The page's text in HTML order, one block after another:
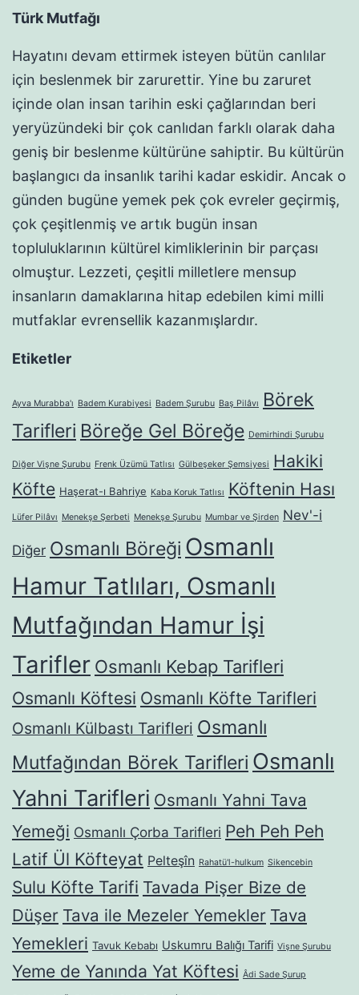
Türk Mutfağı
Hayatını devam ettirmek isteyen bütün canlılar
için beslenmek bir zarurettir. Yine bu zaruret
içinde olan insan tarihin eski çağlarından beri
yeryüzündeki bir çok canlıdan farklı olarak daha
geniş bir beslenme kültürüne sahiptir. Bu kültürün
başlangıcı da insanlık tarihi kadar eskidir. Ancak o
günden bugüne yemek pek çok evreler geçirmiş,
çok çeşitlenmiş ve artık bugün insan
topluluklarının kültürel kimliklerinin bir parçası
olmuştur. Lezzeti, çeşitli milletlere mensup
insanların damaklarına hitap edebilen kimi milli
mutfaklar evrensellik kazanmışlardır.
Etiketler
Ayva Murabba'ı Badem Kurabiyesi Badem Şurubu Baş Pilâvı
Börek
Tarifleri Böreğe Gel Böreğe Demirhindi Şurubu
Diğer Vişne Şurubu Frenk Üzümü Tatlısı Gülbeşeker Şemsiyesi Hakiki
Köfte Haşerat-ı Bahriye Kaba Koruk Tatlısı Köftenin Hası
Lüfer Pilâvı Menekşe Şerbeti Menekşe Şurubu Mumbar ve Şirden Nev'-i
Diğer Osmanlı Böreği Osmanlı
Hamur Tatlıları, Osmanlı
Mutfağından Hamur İşi
Tarifler Osmanlı Kebap Tarifleri
Osmanlı Köftesi Osmanlı Köfte Tarifleri
Osmanlı Külbastı Tarifleri Osmanlı
Mutfağından Börek Tarifleri Osmanlı
Yahni Tarifleri Osmanlı Yahni Tava
Yemeği Osmanlı Çorba Tarifleri Peh Peh Peh
Latif Ül Köfteyat Pelteşîn Rahatü'l-hulkum Sikencebin
Sulu Köfte Tarifi Tavada Pişer Bize de
Düşer Tava ile Mezeler Yemekler Tava
Yemekleri Tavuk Kebabı Uskumru Balığı Tarifi Vişne Şurubu
Yeme de Yanında Yat Köftesi Âdi Sade Şurup